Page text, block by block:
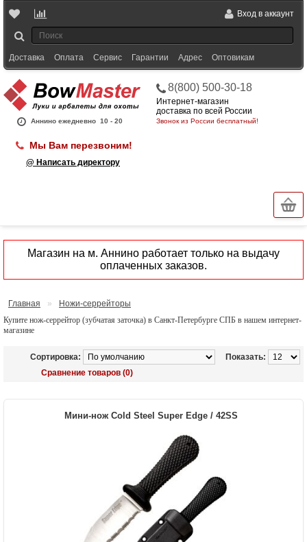
Вход в аккаунт
Доставка Оплата Сервис Гарантии Адрес Оптовикам
Аннино ежедневно 10 - 20
8(800) 500-30-18
Интернет-магазин
доставка по всей России
Звонок из России бесплатный!
Мы Вам перезвоним!
@ Написать директору
Магазин на м. Аннино работает только на выдачу
оплаченных заказов.
Главная »
Ножи-серрейторы
Купите нож-серрейтор (зубчатая заточка) в Санкт-Петербурге СПБ в нашем интернет-
магазине
Показать:
Сортировка:
Сравнение товаров (0)
Мини-нож Cold Steel Super Edge / 42SS